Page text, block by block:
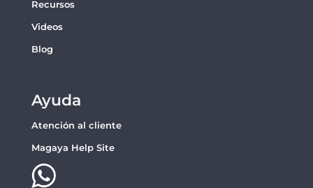
Recursos
Videos
Blog
Ayuda
Atención al cliente
Magaya Help Site